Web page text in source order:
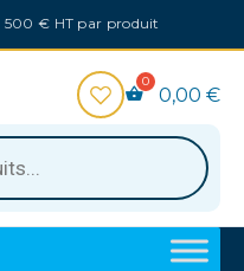
€ HT par produit
0,00 €